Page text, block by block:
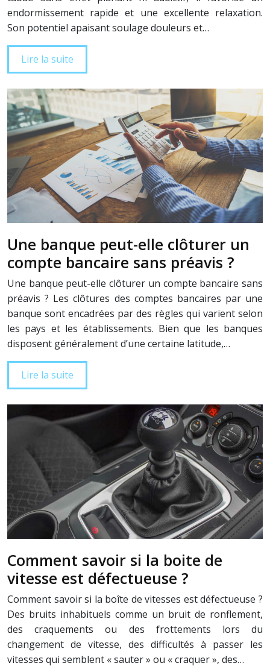
endormissement rapide et une excellente relaxation.
Son potentiel apaisant soulage douleurs et…
Lire la suite
Une banque peut-elle clôturer un
compte bancaire sans préavis ?
Une banque peut-elle clôturer un compte bancaire sans
préavis ? Les clôtures des comptes bancaires par une
banque sont encadrées par des règles qui varient selon
les pays et les établissements. Bien que les banques
disposent généralement d’une certaine latitude,…
Lire la suite
Comment savoir si la boite de
vitesse est défectueuse ?
Comment savoir si la boîte de vitesses est défectueuse ?
Des bruits inhabituels comme un bruit de ronflement,
des craquements ou des frottements lors du
changement de vitesse, des difficultés à passer les
vitesses qui semblent « sauter » ou « craquer », des…